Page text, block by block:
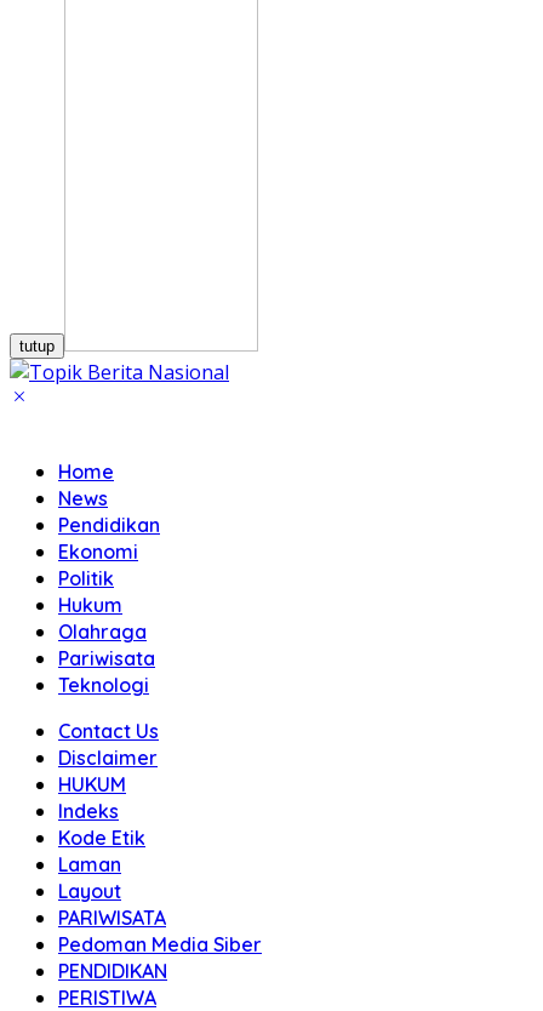
tutup
Home
News
Pendidikan
Ekonomi
Politik
Hukum
Olahraga
Pariwisata
Teknologi
Contact Us
Disclaimer
HUKUM
Indeks
Kode Etik
Laman
Layout
PARIWISATA
Pedoman Media Siber
PENDIDIKAN
PERISTIWA